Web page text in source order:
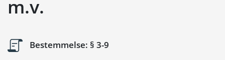
m.v.
Bestemmelse: § 3-9